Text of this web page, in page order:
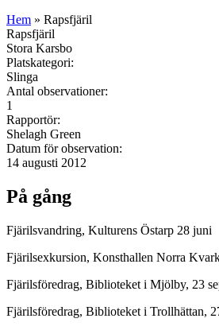
Hem » Rapsfjäril
Rapsfjäril
Stora Karsbo
Platskategori:
Slinga
Antal observationer:
1
Rapportör:
Shelagh Green
Datum för observation:
14 augusti 2012
På gång
Fjärilsvandring, Kulturens Östarp 28 juni
Fjärilsexkursion, Konsthallen Norra
Fjärilsföredrag, Biblioteket i Mjölby, 23
Fjärilsföredrag, Biblioteket i Trollhättan,